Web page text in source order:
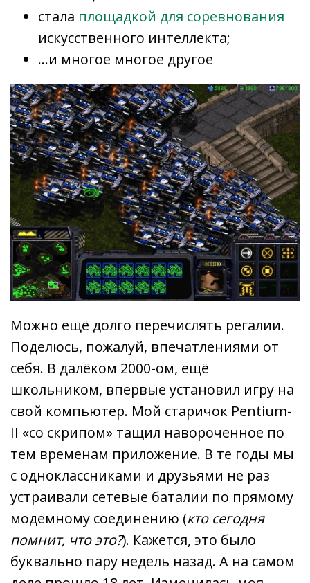
стала площадкой для соревнования
искусственного интеллекта;
…и многое многое другое
Можно ещё долго перечислять регалии.
Поделюсь, пожалуй, впечатлениями от
себя. В далёком 2000-ом, ещё
школьником, впервые установил игру на
свой компьютер. Мой старичок Pentium-
II «со скрипом» тащил навороченное по
тем временам приложение. В те годы мы
с одноклассниками и друзьями не раз
устраивали сетевые баталии по прямому
модемному соединению (кто сегодня
помнит, что это?). Кажется, это было
буквально пару недель назад. А на самом